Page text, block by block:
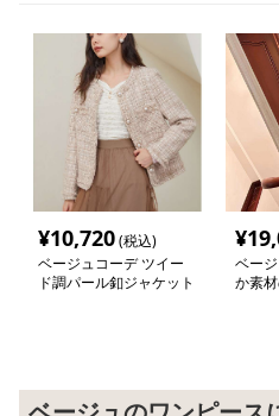
¥10,720(税込)
ベージュコーデ ツイー
ド調パール釦ジャケット
¥
ベー
か素